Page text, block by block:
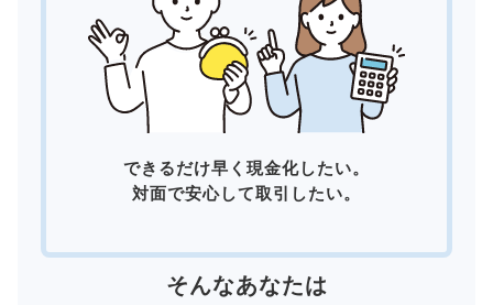
できるだけ早く現金化したい。
対面で安心して取引したい。
そんなあなたは